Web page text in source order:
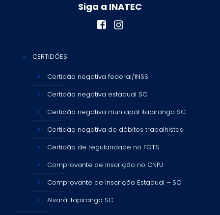
Siga a INATEC
CERTIDÕES
Certidão negativa federal/INSS
Certidão negativa estadual SC
Certidão negativa municipal itapiranga SC
Certidão negativa de débitos trabalhistas
Certidão de regularidade no FGTS
Comprovante de Inscrição no CNPJ
Comprovante de Inscrição Estadual – SC
Alvará Itapiranga SC